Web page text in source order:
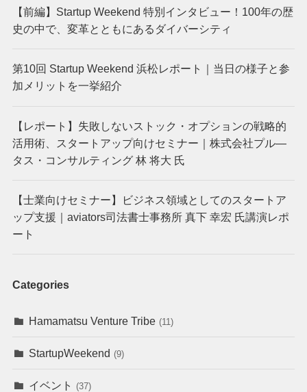
【前編】Startup Weekend 特別インタビュー！100年の歴
史の中で、変革とともにあるダイバーシティ
第10回 Startup Weekend 浜松レポート｜当日の様子と参
加メリットを一挙紹介
【レポート】失敗しないストック・オプションの戦略的
活用術、スタートアップ向けセミナー｜株式会社プル―
タス・コンサルティング 林 将大 氏
【士業向けセミナー】ビジネス領域としてのスタートア
ップ支援｜aviators司法書士事務所 真下 幸宏 氏講演レポ
ート
Categories
Hamamatsu Venture Tribe (11)
StartupWeekend (9)
イベント (37)